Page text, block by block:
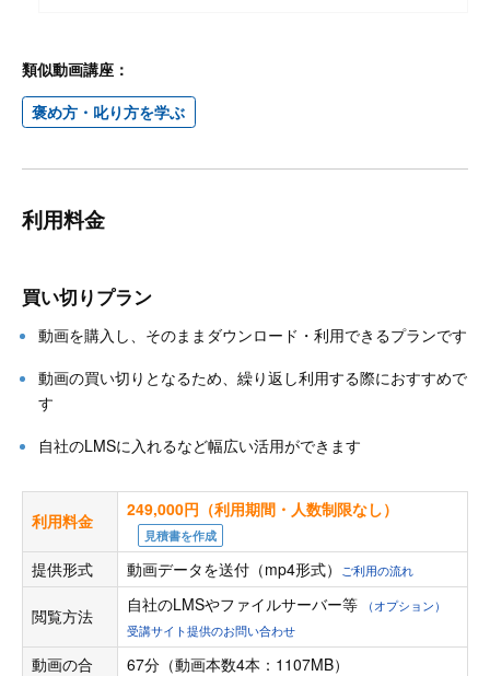
類似動画講座：
褒め方・叱り方を学ぶ
利用料金
買い切りプラン
動画を購入し、そのままダウンロード・利用できるプランです
動画の買い切りとなるため、繰り返し利用する際におすすめで
す
自社のLMSに入れるなど幅広い活用ができます
利用料金
249,000円（利用期間・人数制限なし）
見積書を作成
提供形式 動画データを送付（mp4形式） ご利用の流れ
閲覧方法
自社のLMSやファイルサーバー等
（オプション）
受講サイト提供のお問い合わせ
動画の合
67分（動画本数4本：1107MB）